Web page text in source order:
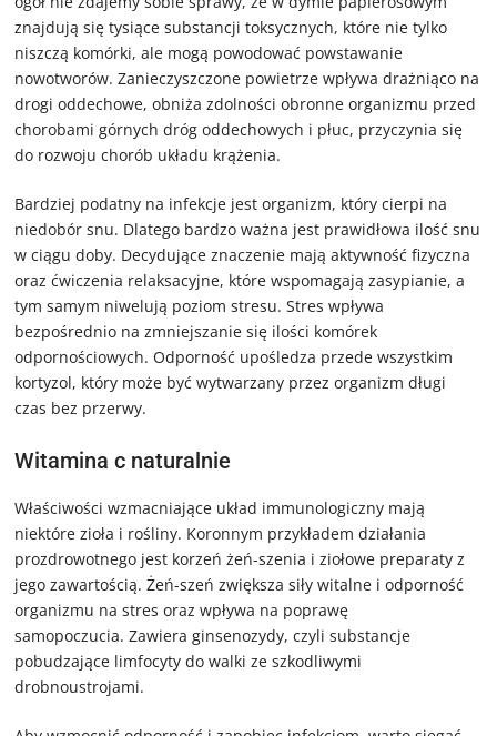
znajdują się tysiące substancji toksycznych, które nie tylko
niszczą komórki, ale mogą powodować powstawanie
nowotworów. Zanieczyszczone powietrze wpływa drażniąco na
drogi oddechowe, obniża zdolności obronne organizmu przed
chorobami górnych dróg oddechowych i płuc, przyczynia się
do rozwoju chorób układu krążenia.
Bardziej podatny na infekcje jest organizm, który cierpi na
niedobór snu. Dlatego bardzo ważna jest prawidłowa ilość snu
w ciągu doby. Decydujące znaczenie mają aktywność fizyczna
oraz ćwiczenia relaksacyjne, które wspomagają zasypianie, a
tym samym niwelują poziom stresu. Stres wpływa
bezpośrednio na zmniejszanie się ilości komórek
odpornościowych. Odporność upośledza przede wszystkim
kortyzol, który może być wytwarzany przez organizm długi
czas bez przerwy.
Witamina c naturalnie
Właściwości wzmacniające układ immunologiczny mają
niektóre zioła i rośliny. Koronnym przykładem działania
prozdrowotnego jest korzeń żeń-szenia i ziołowe preparaty z
jego zawartością. Żeń-szeń zwiększa siły witalne i odporność
organizmu na stres oraz wpływa na poprawę
samopoczucia. Zawiera ginsenozydy, czyli substancje
pobudzające limfocyty do walki ze szkodliwymi
drobnoustrojami.